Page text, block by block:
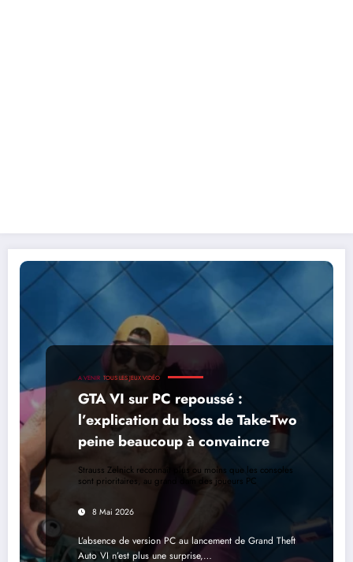
A VENIR TOUS LES JEUX VIDÉO
GTA VI sur PC repoussé :
l’explication du boss de Take-Two
peine beaucoup à convaincre
Strauss Zelnick reconnaît plus ou moins que les consoles
sont prioritaires, au grand dam des joueurs PC
8 Mai 2026
L’absence de version PC au lancement de Grand Theft
Auto VI n’est plus une surprise,…